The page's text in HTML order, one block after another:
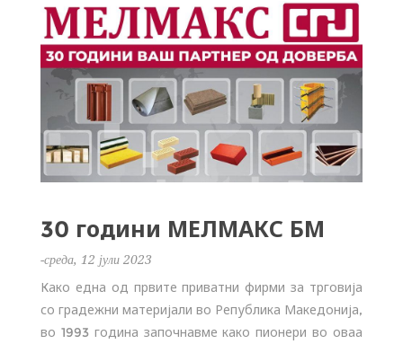
30 години МЕЛМАКС БМ
-среда, 12 јули 2023
Како една од првите приватни фирми за трговија
со градежни материјали во Република Македонија,
во 1993 година започнавме како пионери во оваа